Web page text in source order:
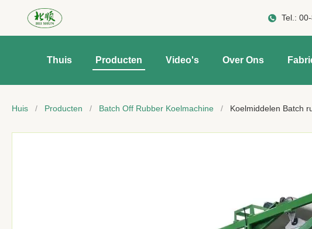
Tel.:
Thuis Producten Video's Over Ons
Huis / Producten / Batch Off Rubber Koelmachine / Koelmiddelen Batch